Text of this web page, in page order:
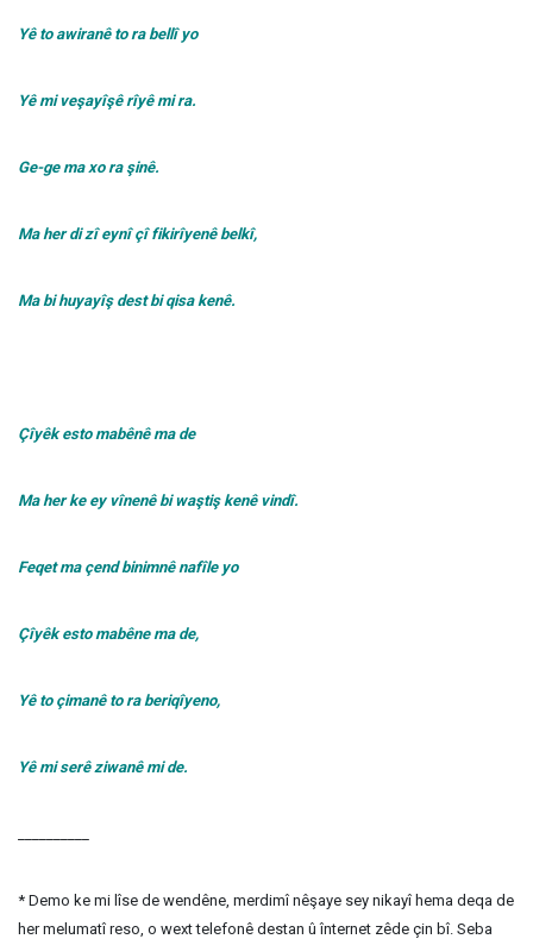
Yê to awiranê to ra bellî yo
Yê mi veşayîşê rîyê mi ra.
Ge-ge ma xo ra şinê.
Ma her di zî eynî çî fikirîyenê belkî,
Ma bi huyayîş dest bi qisa kenê.
Çîyêk esto mabênê ma de
Ma her ke ey vînenê bi waştiş kenê vindî.
Feqet ma çend binimnê nafîle yo
Çîyêk esto mabêne ma de,
Yê to çimanê to ra beriqîyeno,
Yê mi serê ziwanê mi de.
* Demo ke mi lîse de wendêne, merdimî nêşaye sey nikayî hema deqa de
her melumatî reso, o wext telefonê destan û înternet zêde çin bî. Seba